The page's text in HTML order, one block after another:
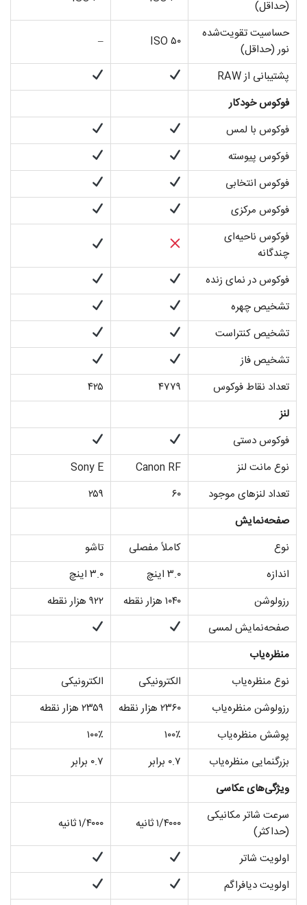
(حداقل)
حساسیت تقویت‌شده
نور (حداقل)
۵۰ ISO –
پشتیبانی از RAW
فوکوس خودکار
فوکوس با لمس
فوکوس پیوسته
فوکوس انتخابی
فوکوس مرکزی
فوکوس ناحیه‌ای
چندگانه
فوکوس در نمای زنده
تشخیص چهره
تشخیص کنتراست
تشخیص فاز
تعداد نقاط فوکوس
۴۷۷۹
۴۲۵
لنز
فوکوس دستی
نوع مانت لنز
Canon RF
Sony E
تعداد لنزهای موجود
۶۰
۲۵۹
صفحه‌نمایش
نوع
کاملاً مفصلی
تاشو
اندازه
۳.۰ اینچ
۳.۰ اینچ
رزولوشن
۱۰۴۰ هزار نقطه
۹۲۲ هزار نقطه
صفحه‌نمایش لمسی
منظره‌یاب
نوع منظره‌یاب
الکترونیکی
الکترونیکی
رزولوشن منظره‌یاب
۲۳۶۰ هزار نقطه
۲۳۵۹ هزار نقطه
پوشش منظره‌یاب
۱۰۰٪
۱۰۰٪
بزرگنمایی منظره‌یاب
۰.۷ برابر
۰.۷ برابر
ویژگی‌های عکاسی
سرعت شاتر مکانیکی
(حداکثر)
۱/۴۰۰۰ ثانیه ۱/۴۰۰۰ ثانیه
اولویت شاتر
اولویت دیافراگم